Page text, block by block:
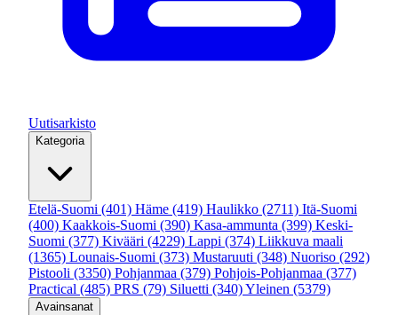
Uutisarkisto
Kategoria
Etelä-Suomi (401) Häme (419) Haulikko (2711) Itä-Suomi
(400) Kaakkois-Suomi (390) Kasa-ammunta (399) Keski-
Suomi (377) Kivääri (4229) Lappi (374) Liikkuva maali
(1365) Lounais-Suomi (373) Mustaruuti (348) Nuoriso (292)
Pistooli (3350) Pohjanmaa (379) Pohjois-Pohjanmaa (377)
Practical (485) PRS (79) Siluetti (340)Yleinen (5379)
Avainsanat